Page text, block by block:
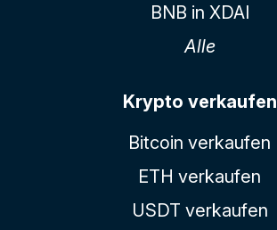
BNB in XDAI
Alle
Krypto verkaufen
Bitcoin verkaufen
ETH verkaufen
USDT verkaufen